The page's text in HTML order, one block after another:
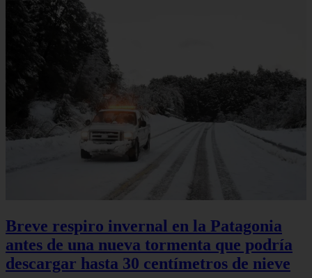
Breve respiro invernal en la Patagonia
antes de una nueva tormenta que podría
descargar hasta 30 centímetros de nieve